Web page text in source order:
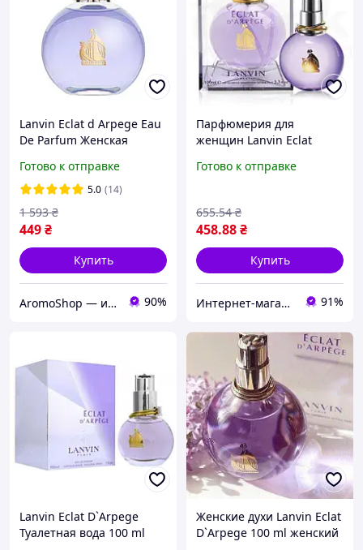
Lanvin Eclat d Arpege Eau
De Parfum Женская
100 ml (Ланвин Эклат
Д'Арпеж Женские духи)
Готово к отправке
5.0 (14)
449₴
1 593 ₴
Купить
AromoShop — интернет-магазин парфюмерии и косметики 90%
Парфюмерия для
женщин Lanvin Eclat
Ланвин Эклат де Ар
Готово к отправке
458.88₴
655.54 ₴
Купить
Интернет-магазин Allegoriya 91%
Lanvin Eclat D`Arpege
Туалетная вода 100 ml
Женские духи Lanvin Eclat
D`Arpege 100 ml женский